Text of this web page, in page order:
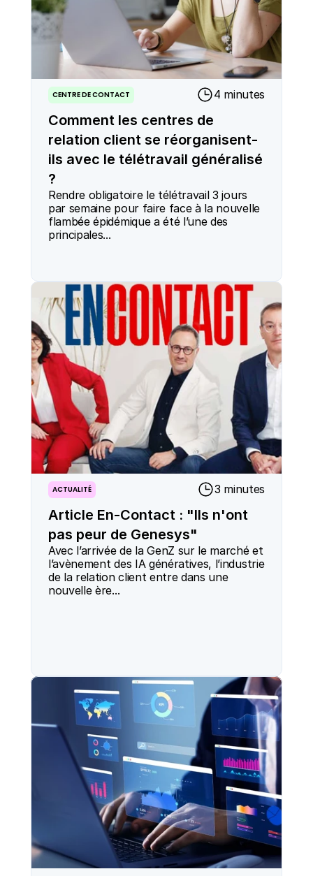
Comment les centres de
relation client se réorganisent-
ils avec le télétravail généralisé
?
CENTRE DE CONTACT 4 minutes
Rendre obligatoire le télétravail 3 jours
par semaine pour faire face à la nouvelle
flambée épidémique a été l’une des
principales...
Article En-Contact : "Ils n'ont
pas peur de Genesys"
ACTUALITÉ 3 minutes
Avec l’arrivée de la GenZ sur le marché et
l’avènement des IA génératives, l’industrie
de la relation client entre dans une
nouvelle ère...